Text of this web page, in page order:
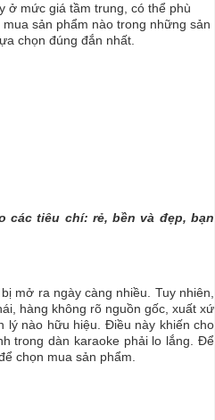
ở mức giá tầm trung, có thể phù
sản phẩm nào trong những sản
chọn đúng đắn nhất.
các tiêu chí: rẻ, bền và đẹp, bạn
mở ra ngày càng nhiều. Tuy nhiên,
hàng không rõ nguồn gốc, xuất xứ
lý nào hữu hiệu. Điều này khiến cho
trong dàn karaoke phải lo lắng. Để
chọn mua sản phẩm.